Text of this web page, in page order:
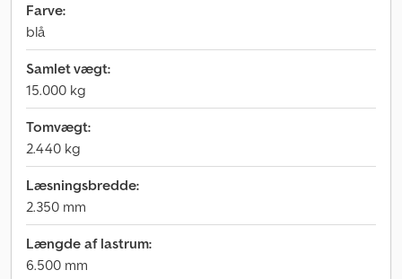
Farve:
blå
Samlet vægt:
15.000 kg
Tomvægt:
2.440 kg
Læsningsbredde:
2.350 mm
Længde af lastrum:
6.500 mm